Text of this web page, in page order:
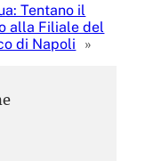
Tentano il
alla Filiale del
di Napoli
»